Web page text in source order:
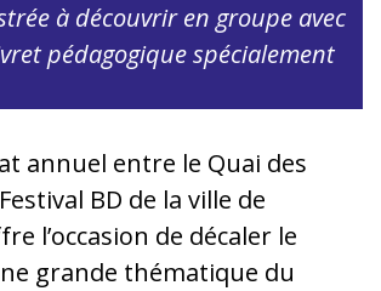
à découvrir en groupe avec
pédagogique spécialement
annuel entre le Quai des
BD de la ville de
l’occasion de décaler le
grande thématique du